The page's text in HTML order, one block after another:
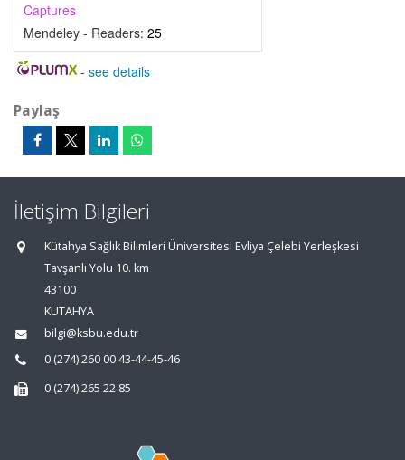
Captures
Mendeley - Readers: 25
- see details
Paylaş
İletişim Bilgileri
Kütahya Sağlık Bilimleri Üniversitesi Evliya Çelebi Yerleşkesi
Tavşanlı Yolu 10. km
43100
KÜTAHYA
bilgi@ksbu.edu.tr
0 (274) 260 00 43-44-45-46
0 (274) 265 22 85